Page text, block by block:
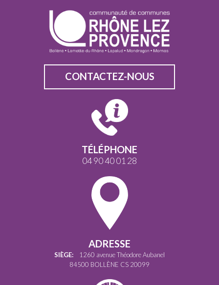
CONTACTEZ-NOUS
TÉLÉPHONE
04 90 40 01 28
ADRESSE
SIÈGE: 1260 avenue Théodore Aubanel
84500 BOLLÈNE CS 20099